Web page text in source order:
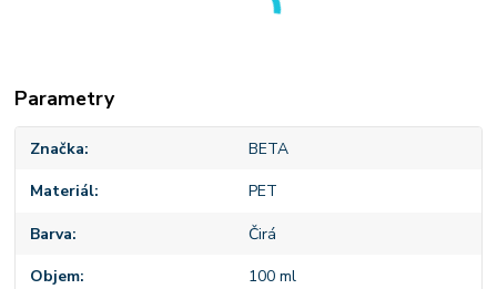
Parametry
Značka BETA
Materiál PET
Barva Čirá
Objem 100 ml